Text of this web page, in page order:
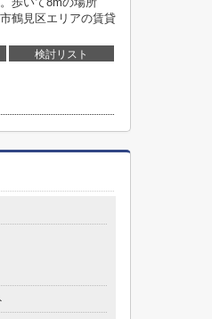
鶴見区エリアの賃貸
検討リスト